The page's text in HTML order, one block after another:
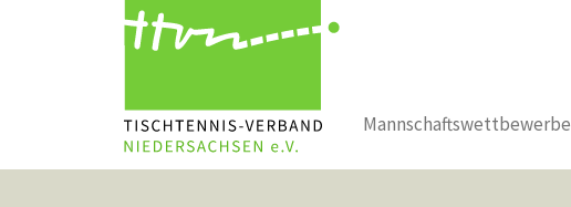
Mannschaftswettbewerbe